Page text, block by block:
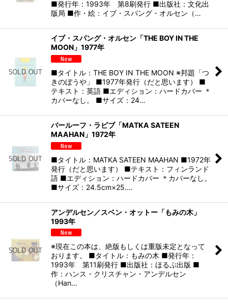
■発行年：1993年 第8刷発行 ■出版社：文化出
版局 ■作・絵：イブ・スパング・オルセン（…
イブ・スパング・オルセン「THE BOY IN THE
MOON」1977年
■タイトル：THE BOY IN THE MOON ※邦題「つ
きのぼうや」 ■1977年発行（だと思います） ■
テキスト：英語 ■エディション：ハードカバー ＊
カバーなし。 ■サイズ：24…
バールーフ・ラビブ「MATKA SATEEN
MAAHAN」1972年
■タイトル：MATKA SATEEN MAAHAN ■1972年
発行（だと思います） ■テキスト：フィンランド
語 ■エディション：ハードカバー ＊カバーなし。
■サイズ：24.5cm×25.…
アンデルセン／スベン・オットー「もみの木」
1993年
※現在この本は、絶版もしくは重版未定となって
おります。 ■タイトル：もみの木 ■発行年：
1993年 第11刷発行 ■出版社：ほるぷ出版 ■
作：ハンス・クリスチャン・アンデルセン
（Han…